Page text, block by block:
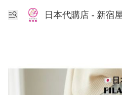
日本代購店 - 新宿